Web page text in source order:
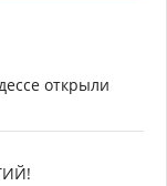
открыли